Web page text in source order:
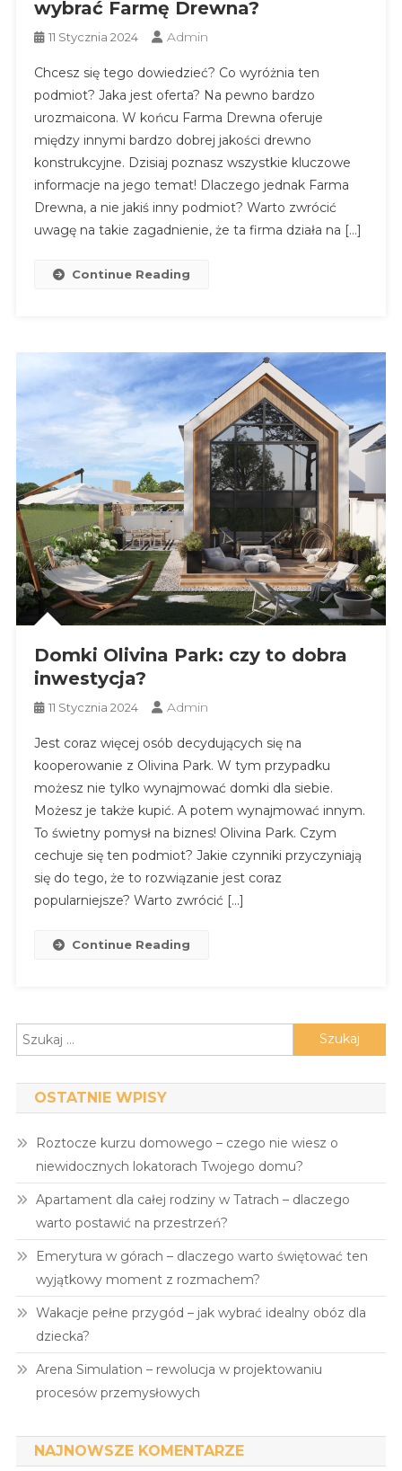
wybrać Farmę Drewna?
11 Stycznia 2024 Admin
Chcesz się tego dowiedzieć? Co wyróżnia ten
podmiot? Jaka jest oferta? Na pewno bardzo
urozmaicona. W końcu Farma Drewna oferuje
między innymi bardzo dobrej jakości drewno
konstrukcyjne. Dzisiaj poznasz wszystkie kluczowe
informacje na jego temat! Dlaczego jednak Farma
Drewna, a nie jakiś inny podmiot? Warto zwrócić
uwagę na takie zagadnienie, że ta firma działa na […]
Continue Reading
Domki Olivina Park: czy to dobra
inwestycja?
11 Stycznia 2024 Admin
Jest coraz więcej osób decydujących się na
kooperowanie z Olivina Park. W tym przypadku
możesz nie tylko wynajmować domki dla siebie.
Możesz je także kupić. A potem wynajmować innym.
To świetny pomysł na biznes! Olivina Park. Czym
cechuje się ten podmiot? Jakie czynniki przyczyniają
się do tego, że to rozwiązanie jest coraz
popularniejsze? Warto zwrócić […]
Continue Reading
Szukaj:
OSTATNIE WPISY
Roztocze kurzu domowego – czego nie wiesz o
niewidocznych lokatorach Twojego domu?
Apartament dla całej rodziny w Tatrach – dlaczego
warto postawić na przestrzeń?
Emerytura w górach – dlaczego warto świętować ten
wyjątkowy moment z rozmachem?
Wakacje pełne przygód – jak wybrać idealny obóz dla
dziecka?
Arena Simulation – rewolucja w projektowaniu
procesów przemysłowych
NAJNOWSZE KOMENTARZE